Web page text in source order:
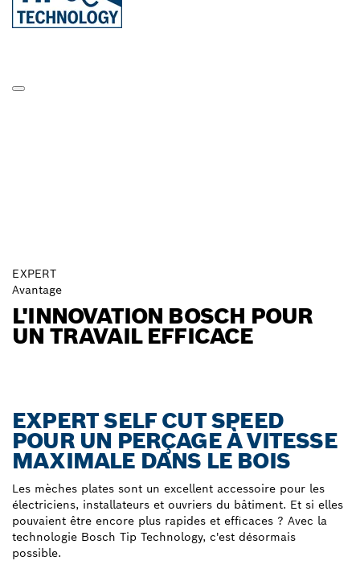
EXPERT
Avantage
L'INNOVATION BOSCH POUR
UN TRAVAIL EFFICACE
EXPERT SELF CUT SPEED
POUR UN PERÇAGE À VITESSE
MAXIMALE DANS LE BOIS
Les mèches plates sont un excellent accessoire pour les
électriciens, installateurs et ouvriers du bâtiment. Et si elles
pouvaient être encore plus rapides et efficaces ? Avec la
technologie Bosch Tip Technology, c'est désormais
possible.